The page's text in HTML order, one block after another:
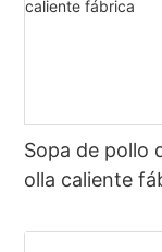
Sopa de pollo
olla caliente